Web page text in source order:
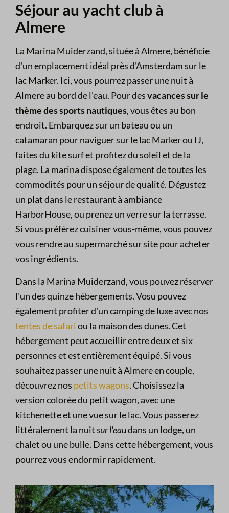
Séjour au yacht club à
Almere
La Marina Muiderzand, située à Almere, bénéficie
d'un emplacement idéal près d'Amsterdam sur le
lac Marker. Ici, vous pourrez passer une nuit à
Almere au bord de l'eau. Pour desvacances sur le
thème des sports nautiques, vous êtes au bon
endroit. Embarquez sur un bateau ou un
catamaran pour naviguer sur le lac Marker ou IJ,
faites du kite surf et profitez du soleil et de la
plage. La marina dispose également de toutes les
commodités pour un séjour de qualité. Dégustez
un plat dans le restaurant à ambiance
HarborHouse, ou prenez un verre sur la terrasse.
Si vous préférez cuisiner vous-même, vous pouvez
vous rendre au supermarché sur site pour acheter
vos ingrédients.
Dans la Marina Muiderzand, vous pouvez réserver
l'un des quinze hébergements. Vosu pouvez
également profiter d'un camping de luxe avec nos
tentes de safariou la maison des dunes. Cet
hébergement peut accueillir entre deux et six
personnes et est entièrement équipé. Si vous
souhaitez passer une nuit à Almere en couple,
découvrez nos petits wagons. Choisissez la
version colorée du petit wagon, avec une
kitchenette et une vue sur le lac. Vous passerez
littéralement la nuitsur l'eaudans un lodge, un
chalet ou une bulle. Dans cette hébergement, vous
pourrez vous endormir rapidement.